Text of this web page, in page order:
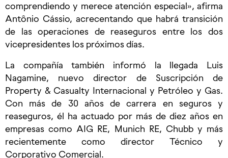
comprendiendo y merece atención especial», afirma
Antônio Cássio, acrecentando que habrá transición
de las operaciones de reaseguros entre los dos
vicepresidentes los próximos días.
La compañía también informó la llegada Luis
Nagamine, nuevo director de Suscripción de
Property & Casualty Internacional y Petróleo y Gas.
Con más de 30 años de carrera en seguros y
reaseguros, él ha actuado por más de diez años en
empresas como AIG RE, Munich RE, Chubb y más
recientemente como director Técnico y
Corporativo Comercial.